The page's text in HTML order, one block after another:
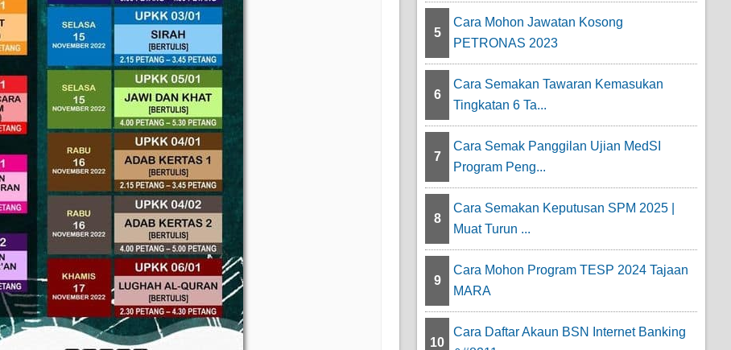
5
Cara Mohon Jawatan Kosong
PETRONAS 2023
6
Cara Semakan Tawaran Kemasukan
Tingkatan 6 Ta...
7
Cara Semak Panggilan Ujian MedSI
Program Peng...
8
Cara Semakan Keputusan SPM 2025 |
Muat Turun ...
9
Cara Mohon Program TESP 2024 Tajaan
MARA
10
Cara Daftar Akaun BSN Internet Banking